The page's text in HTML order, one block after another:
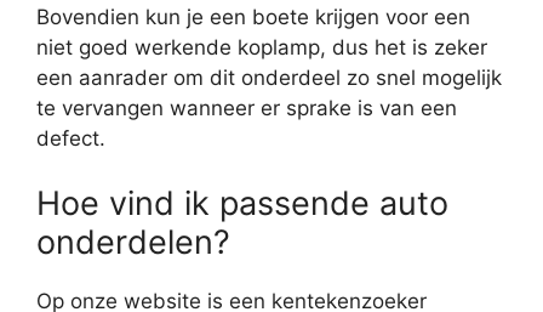
Bovendien kun je een boete krijgen voor een
niet goed werkende koplamp, dus het is zeker
een aanrader om dit onderdeel zo snel mogelijk
te vervangen wanneer er sprake is van een
defect.
Hoe vind ik passende auto
onderdelen?
Op onze website is een kentekenzoeker